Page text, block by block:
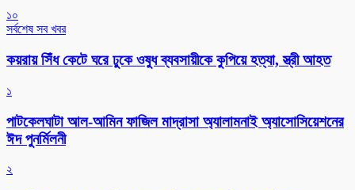
১০
সর্বশেষ সব খবর
কয়রায় সিঁধ কেটে ঘরে ঢুকে ওষুধ ব্যবসায়ীকে কুপিয়ে হত্যা, স্ত্রী আহত
১
পাটকেলঘাটা আল-আমিন ফাজিল মাদ্রাসা অ্যালামনাই অ্যাসোসিয়েশনের
ঈদ পুনর্মিলনী
২